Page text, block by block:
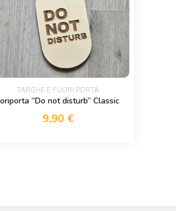
TARGHE E FUORI PORTA
“Do not disturb” Classic
9,90 €